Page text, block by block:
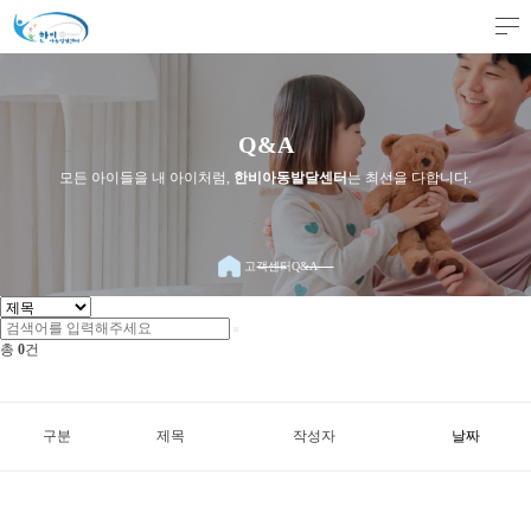
Q&A
모든 아이들을 내 아이처럼, 한비아동발달센터는 최선을 다합니다.
고객센터Q&A
총 0건
구분 제목 작성자 날짜